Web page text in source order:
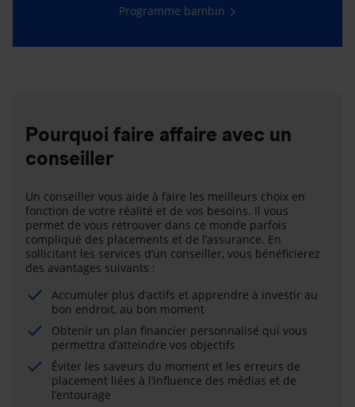
Programme bambin
Pourquoi faire affaire avec un
conseiller
Un conseiller vous aide à faire les meilleurs choix en
fonction de votre réalité et de vos besoins. Il vous
permet de vous retrouver dans ce monde parfois
compliqué des placements et de l’assurance. En
sollicitant les services d’un conseiller, vous bénéficierez
des avantages suivants :
Accumuler plus d’actifs et apprendre à investir au
bon endroit, au bon moment
Obtenir un plan financier personnalisé qui vous
permettra d’atteindre vos objectifs
Éviter les saveurs du moment et les erreurs de
placement liées à l’influence des médias et de
l’entourage